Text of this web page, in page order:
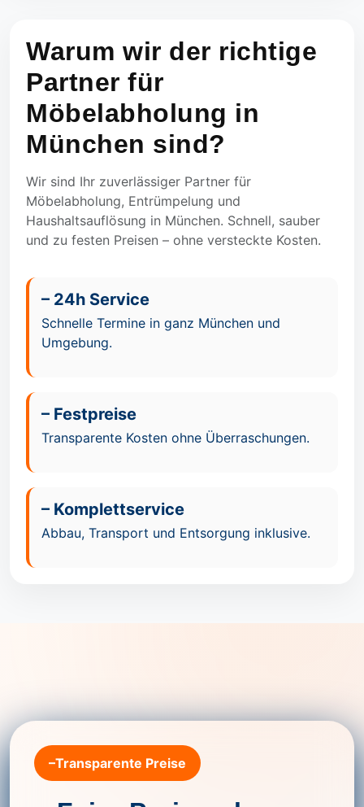
Warum wir der richtige
Partner für
Möbelabholung in
München sind?
Wir sind Ihr zuverlässiger Partner für
Möbelabholung, Entrümpelung und
Haushaltsauflösung in München. Schnell, sauber
und zu festen Preisen – ohne versteckte Kosten.
– 24h Service
Schnelle Termine in ganz München und
Umgebung.
– Festpreise
Transparente Kosten ohne Überraschungen.
– Komplettservice
Abbau, Transport und Entsorgung inklusive.
–Transparente Preise